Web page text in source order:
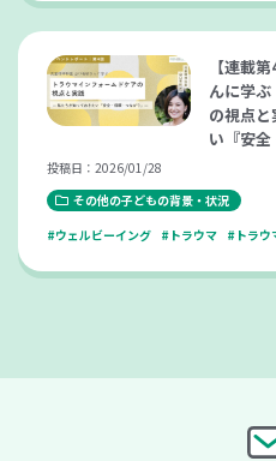
【連載
んに学
の視点
い『安
投稿日：2026/01/28
その他の子どもの背景・状況
#ウェルビーイング
#トラウマ #トラウ